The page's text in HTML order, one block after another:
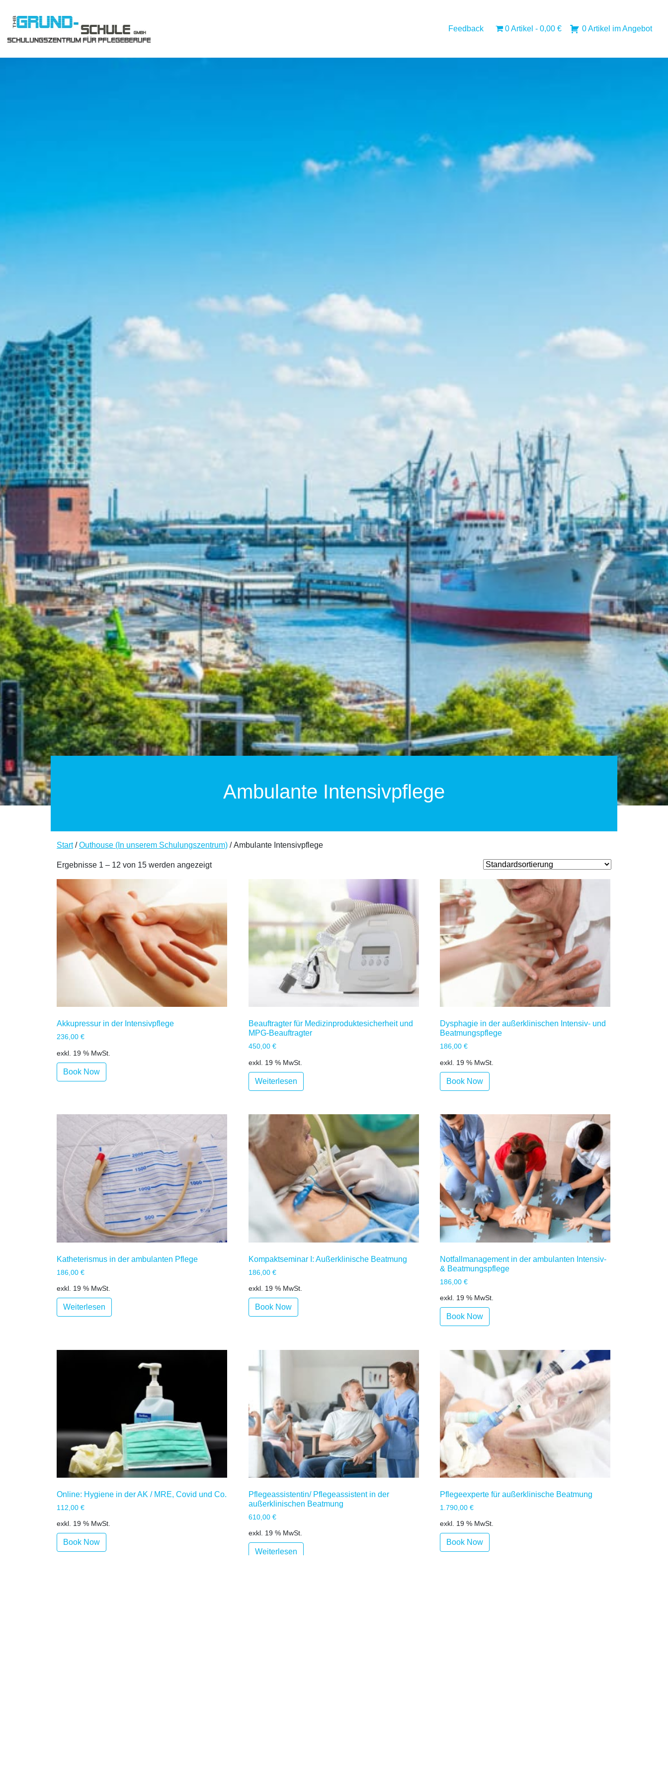
Feedback 0 Artikel 0,00 € 0 Artikel im Angebot
Ambulante Intensivpflege
Start/Outhouse (In unserem Schulungszentrum) / Ambulante Intensivpflege
Ergebnisse 1 – 12 von 15 werden angezeigt
Akkupressur in der Intensivpflege
236,00 €
exkl. 19 % MwSt.
Book Now
Beauftragter für Medizinproduktesicherheit und
MPG-Beauftragter
450,00 €
exkl. 19 % MwSt.
Weiterlesen
Dysphagie in der außerklinischen Intensiv- und
Beatmungspflege
186,00€
exkl. 19 % MwSt.
Book Now
Katheterismus in der ambulanten Pflege
186,00 €
exkl. 19 % MwSt.
Weiterlesen
Kompaktseminar I: Außerklinische Beatmung
186,00 €
exkl. 19 % MwSt.
Book Now
Notfallmanagement in der ambulanten Intensiv-
& Beatmungspflege
186,00€
exkl. 19 % MwSt.
Book Now
Online: Hygiene in der AK / MRE, Covid und Co.
112,00 €
exkl. 19 % MwSt.
Book Now
Pflegeassistentin/ Pflegeassistent in der
außerklinischen Beatmung
610,00 €
exkl. 19 % MwSt.
Weiterlesen
Pflegeexperte für außerklinische Beatmung
1.790,00€
exkl. 19 % MwSt.
Book Now